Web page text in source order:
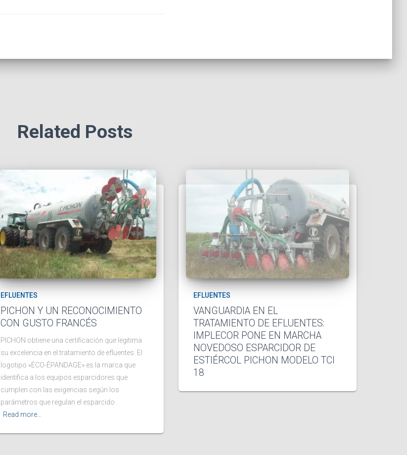
Related Posts
EFLUENTES
PICHON Y UN RECONOCIMIENTO
CON GUSTO FRANCÉS
PICHON obtiene una certificación que legitima
su excelencia en el tratamiento de efluentes. El
logotipo «ÉCO-ÉPANDAGE» es la marca que
identifica a los equipos esparcidores que
cumplen con las exigencias según los
parámetros que regulan el esparcido
Read more…
EFLUENTES
VANGUARDIA EN EL
TRATAMIENTO DE EFLUENTES:
IMPLECOR PONE EN MARCHA
NOVEDOSO ESPARCIDOR DE
ESTIÉRCOL PICHON MODELO TCI
18